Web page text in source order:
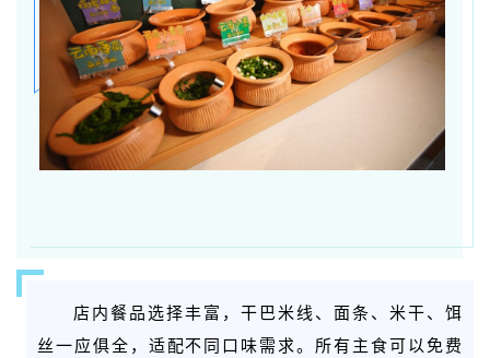
店内餐品选择丰富，干巴米线、面条、米干、饵
丝一应俱全，适配不同口味需求。所有主食可以免费